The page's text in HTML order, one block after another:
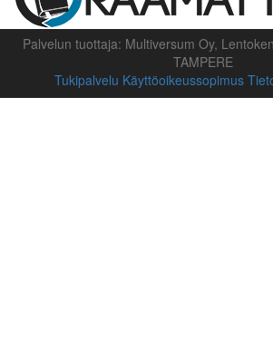
Palvelun tuottaja: Multiversum Oy,
TAMPERE
Tukipalvelu Käyttöoikeussopimus